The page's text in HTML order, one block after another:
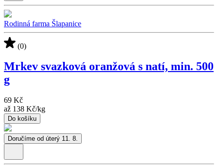
Rodinná farma Šlapanice
(0)
Mrkev svazková oranžová s natí, min. 500
g
69 Kč
až 138 Kč/kg
Do košíku
Doručíme od úterý 11. 8.